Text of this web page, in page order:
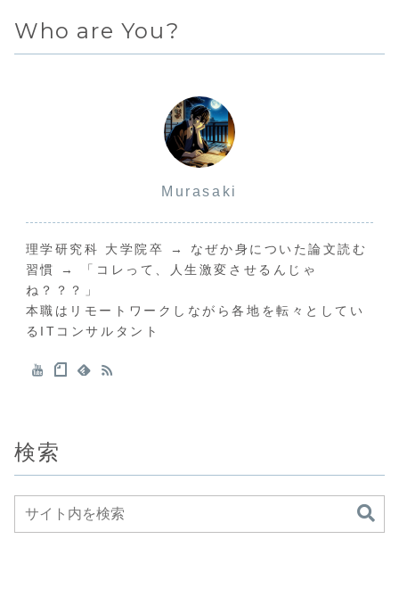
Who are You?
Murasaki
理学研究科 大学院卒 → なぜか身についた論文読む
習慣 → 「コレって、人生激変させるんじゃ
ね？？？」
本職はリモートワークしながら各地を転々としてい
るITコンサルタント
検索